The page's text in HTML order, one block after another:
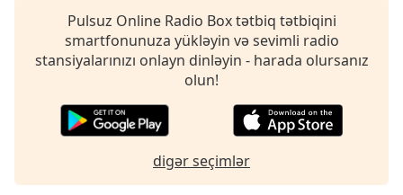
settings
dialog
subtitles
off,
in-
Pulsuz Online Radio Box tətbiq tətbiqini
smartfonunuza yükləyin və sevimli radio
stansiyalarınızı onlayn dinləyin - harada olursanız
olun!
digər seçimlər